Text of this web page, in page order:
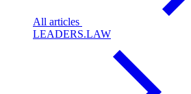
All articles
LEADERS.LAW